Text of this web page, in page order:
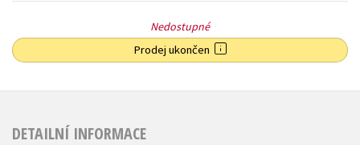
Nedostupné
Prodej ukončen
DETAILNÍ INFORMACE